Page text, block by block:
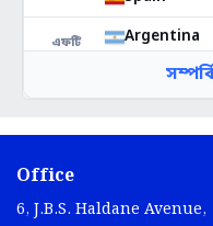
Office
6, J.B.S. Haldane Avenue,